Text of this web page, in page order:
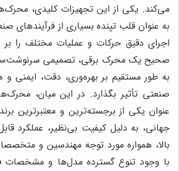
می‌کند. یکی از این تجهیزات کلیدی،
به عنوان قلب تپنده بسیاری از فرآیندهای
اجرای دقیق حرکات و عملیات مختلف را بر
صحیح یک محرک برقی، تصمیمی
به طور مستقیم بر بهره‌وری، دقت، ایمنی
عنوان یکی از برجسته‌ترین و معتبرترین
جهانی، به دلیل کیفیت بی‌نظیر، عملکرد
بالا، همواره مورد توجه مهندسین و
با وجود تنوع گسترده مدل‌ها و مشخصات